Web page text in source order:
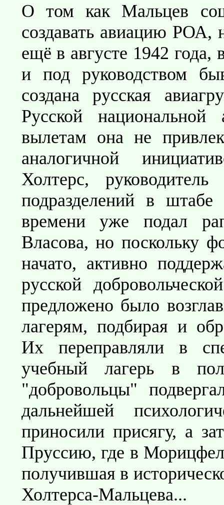
О том как Мальцев
создавать авиацию РОА,
ещё в августе 1942
и под руководством
создана русская
Русской
вылетам она не
аналогичной
Холтерс,
подразделений в
времени уже подал
Власова, но поскольку
начато, активно
русской
предложено было
лагерям, подбирая и
Их переправляли в
учебный лагерь в
"добровольцы"
дальнейшей
приносили присягу, а
Пруссию, где в
получившая в
Холтерса-Мальцева...